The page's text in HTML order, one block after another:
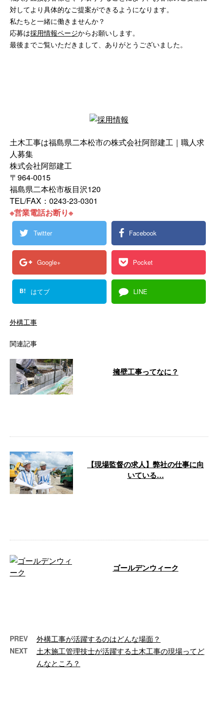
対してより具体的なご提案ができるようになります。
私たちと一緒に働きませんか？
応募は採用情報ページからお願いします。
最後までご覧いただきまして、ありがとうございました。
土木工事は福島県二本松市の株式会社阿部建工｜職人求
人募集
株式会社阿部建工
〒964-0015
福島県二本松市板目沢120
TEL/FAX：0243-23-0301
※営業電話お断り※
Twitter Facebook
Google+ Pocket
B! はてブ LINE
外構工事
関連記事
擁壁工事ってなに？
【現場監督の求人】弊社の仕事に向
いている…
ゴールデンウィーク
PREV 外構工事が活躍するのはどんな場面？
NEXT
土木施工管理技士が活躍する土木工事の現場ってど
んなところ？